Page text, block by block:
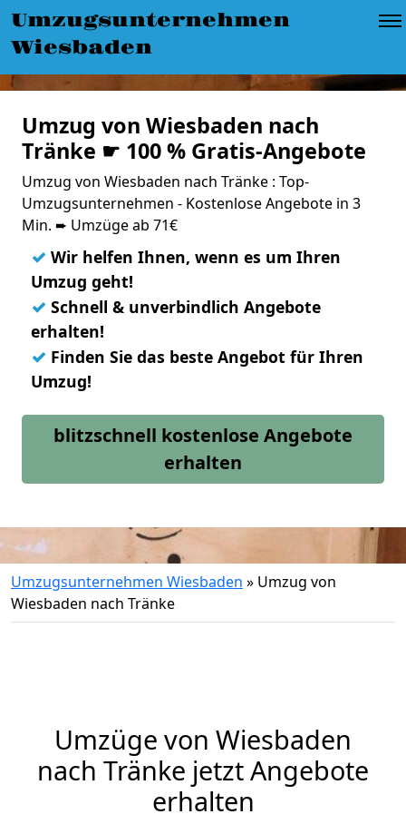
Umzugsunternehmen
Wiesbaden
Umzug von Wiesbaden nach
Tränke ☛ 100 % Gratis-Angebote
Umzug von Wiesbaden nach Tränke : Top-
Umzugsunternehmen - Kostenlose Angebote in 3
Min. ➨ Umzüge ab 71€
✓ Wir helfen Ihnen, wenn es um Ihren
Umzug geht!
✓ Schnell & unverbindlich Angebote
erhalten!
✓ Finden Sie das beste Angebot für Ihren
Umzug!
blitzschnell kostenlose Angebote
erhalten
Umzugsunternehmen Wiesbaden » Umzug von
Wiesbaden nach Tränke
Umzüge von Wiesbaden
nach Tränke jetzt Angebote
erhalten